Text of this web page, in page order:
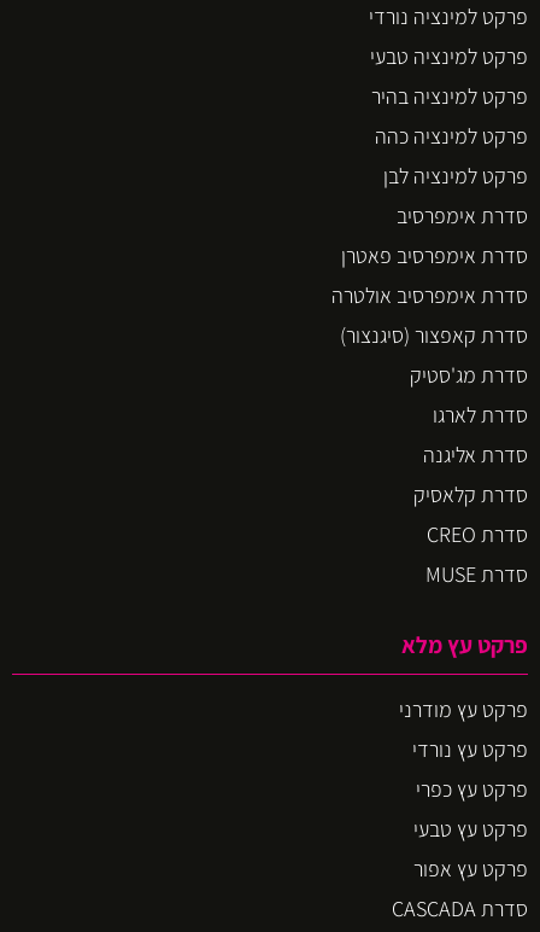
פרקט למינציה נורדי
פרקט למינציה טבעי
פרקט למינציה בהיר
פרקט למינציה כהה
פרקט למינציה לבן
סדרת אימפרסיב
סדרת אימפרסיב פאטרן
סדרת אימפרסיב אולטרה
סדרת קאפצור (סיגנצור)
סדרת מג'סטיק
סדרת לארגו
סדרת אליגנה
סדרת קלאסיק
סדרת CREO
סדרת MUSE
פרקט עץ מלא
פרקט עץ מודרני
פרקט עץ נורדי
פרקט עץ כפרי
פרקט עץ טבעי
פרקט עץ אפור
סדרת CASCADA